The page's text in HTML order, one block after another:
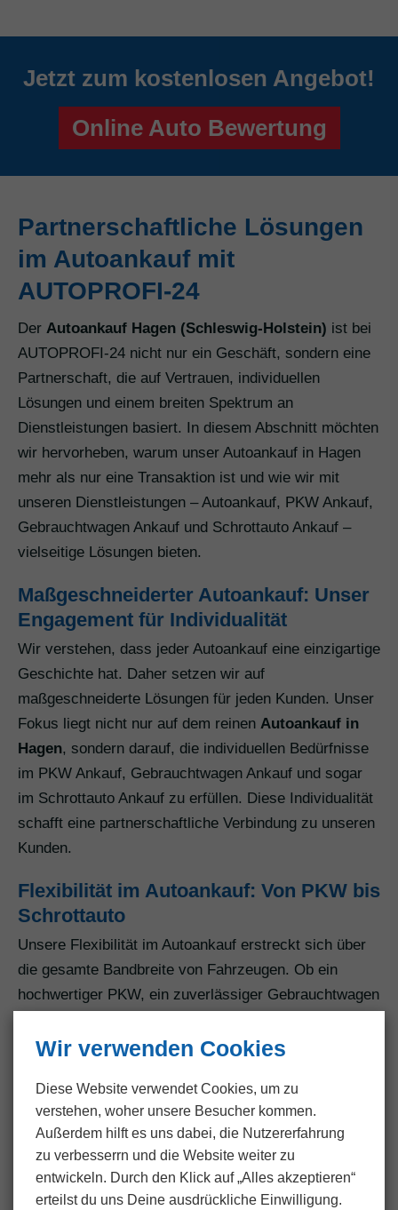
Jetzt zum kostenlosen Angebot!
Online Auto Bewertung
Partnerschaftliche Lösungen
im Autoankauf mit
AUTOPROFI-24
Der Autoankauf Hagen (Schleswig-Holstein) ist bei
AUTOPROFI-24 nicht nur ein Geschäft, sondern eine
Partnerschaft, die auf Vertrauen, individuellen
Lösungen und einem breiten Spektrum an
Dienstleistungen basiert. In diesem Abschnitt möchten
wir hervorheben, warum unser Autoankauf in Hagen
mehr als nur eine Transaktion ist und wie wir mit
unseren Dienstleistungen – Autoankauf, PKW Ankauf,
Gebrauchtwagen Ankauf und Schrottauto Ankauf –
vielseitige Lösungen bieten.
Maßgeschneiderter Autoankauf: Unser
Engagement für Individualität
Wir verstehen, dass jeder Autoankauf eine einzigartige
Geschichte hat. Daher setzen wir auf
maßgeschneiderte Lösungen für jeden Kunden. Unser
Fokus liegt nicht nur auf dem reinen Autoankauf in
Hagen, sondern darauf, die individuellen Bedürfnisse
im PKW Ankauf, Gebrauchtwagen Ankauf und sogar
im Schrottauto Ankauf zu erfüllen. Diese Individualität
schafft eine partnerschaftliche Verbindung zu unseren
Kunden.
Flexibilität im Autoankauf: Von PKW bis
Schrottauto
Unsere Flexibilität im Autoankauf erstreckt sich über
die gesamte Bandbreite von Fahrzeugen. Ob ein
hochwertiger PKW, ein zuverlässiger Gebrauchtwagen
Fahrzeuge anzukaufen. Diese Flexibilität ermöglicht
Autoankauf zu dienen, sondern auch als Partner für
besondere Fälle wie den Schrottauto Ankauf.
Umfassender Gebrauchtwagen Ankauf:
Von Luxus bis Alltag
Wir verwenden Cookies
Diese Website verwendet Cookies, um zu
verstehen, woher unsere Besucher kommen.
Außerdem hilft es uns dabei, die Nutzer­erfahrung
zu verbesserrn und die Website weiter zu
entwickeln. Durch den Klick auf „Alles akzeptieren“
erteilst du uns Deine ausdrückliche Einwilligung.